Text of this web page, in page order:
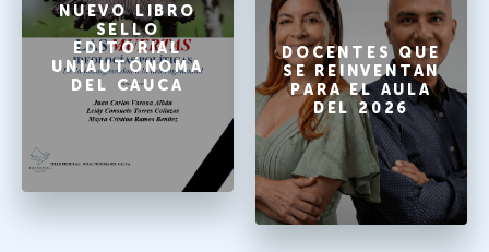
NUEVO LIBRO
SELLO
EDITORIAL
UNIAUTÓNOMA
DEL CAUCA
DOCENTES QUE
SE REINVENTAN
PARA EL AULA
DEL 2026